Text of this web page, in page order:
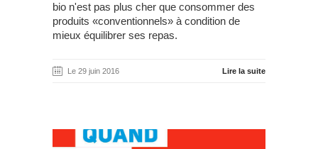
bio n'est pas plus cher que consommer des
produits «conventionnels» à condition de
mieux équilibrer ses repas.
Le 29 juin 2016 Lire la suite